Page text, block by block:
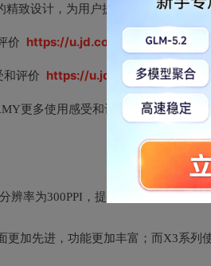
致设计，为用户提供了独特的办公
价 https://u.jd.com/nGhpiLa
和评价 https://u.jd.com/nghZdLg
更多使用感受和评价 https://
辨率为300PPI，提供清晰的阅读体
更加先进，功能更加丰富；而X3系列